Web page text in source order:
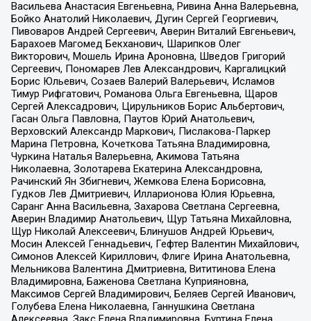
Васильева Анастасия Евгеньевна, Ривина Анна Валерьевна,
Бойко Анатолий Николаевич, Дугин Сергей Георгиевич,
Пивоваров Андрей Сергеевич, Аверин Виталий Евгеньевич,
Барахоев Магомед Бекханович, Шарипков Олег
Викторович, Мошель Ирина Ароновна, Шведов Григорий
Сергеевич, Пономарев Лев Александрович, Каргалицкий
Борис Юльевич, Созаев Валерий Валерьевич, Исламов
Тимур Рифгатович, Романова Ольга Евгеньевна, Щаров
Сергей Алексадрович, Цирульников Борис Альбертович,
Гасан Ольга Павловна, Паутов Юрий Анатольевич,
Верховский Александр Маркович, Пислакова-Паркер
Марина Петровна, Кочеткова Татьяна Владимировна,
Чуркина Наталья Валерьевна, Акимова Татьяна
Николаевна, Золотарева Екатерина Александровна,
Рачинский Ян Збигневич, Жемкова Елена Борисовна,
Гудков Лев Дмитриевич, Илларионова Юлия Юрьевна,
Саранг Анна Васильевна, Захарова Светлана Сергеевна,
Аверин Владимир Анатольевич, Щур Татьяна Михайловна,
Щур Николай Алексеевич, Блинушов Андрей Юрьевич,
Мосин Алексей Геннадьевич, Гефтер Валентин Михайлович,
Симонов Алексей Кириллович, Флиге Ирина Анатольевна,
Мельникова Валентина Дмитриевна, Вититинова Елена
Владимировна, Баженова Светлана Куприяновна,
Максимов Сергей Владимирович, Беляев Сергей Иванович,
Голубева Елена Николаевна, Ганнушкина Светлана